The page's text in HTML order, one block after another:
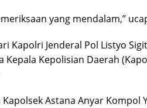
yang mendalam,”
Kapolri Jenderal Pol Listyo
Kepolisian Daerah
Astana Anyar Kompol